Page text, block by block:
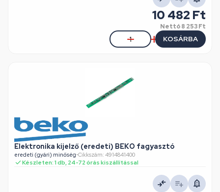
10 482 Ft
Nettó8 253 Ft
KOSÁRBA
Elektronika kijelző (eredeti) BEKO fagyasztó
eredeti (gyári) minőség•Cikkszám: 4914841400
Készleten: 1 db, 24-72 órás kiszállítással